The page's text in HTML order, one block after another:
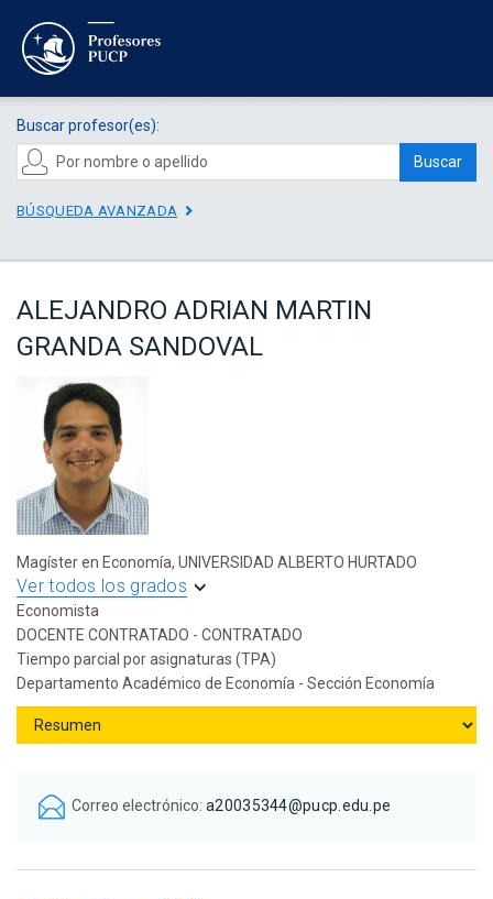
Buscar profesor(es):
Buscar
BÚSQUEDA AVANZADA
ALEJANDRO ADRIAN MARTIN
GRANDA SANDOVAL
Magíster en Economía, UNIVERSIDAD ALBERTO HURTADO
Ver todos los grados
Economista
DOCENTE CONTRATADO - CONTRATADO
Tiempo parcial por asignaturas (TPA)
Departamento Académico de Economía - Sección Economía
Correo electrónico: a20035344@pucp.edu.pe